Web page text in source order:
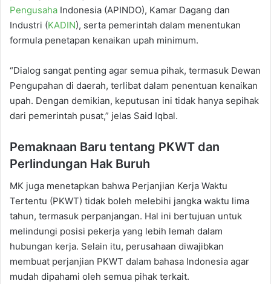
Pengusaha Indonesia (APINDO), Kamar Dagang dan
Industri (KADIN), serta pemerintah dalam menentukan
formula penetapan kenaikan upah minimum.
“Dialog sangat penting agar semua pihak, termasuk Dewan
Pengupahan di daerah, terlibat dalam penentuan kenaikan
upah. Dengan demikian, keputusan ini tidak hanya sepihak
dari pemerintah pusat,” jelas Said Iqbal.
Pemaknaan Baru tentang PKWT dan
Perlindungan Hak Buruh
MK juga menetapkan bahwa Perjanjian Kerja Waktu
Tertentu (PKWT) tidak boleh melebihi jangka waktu lima
tahun, termasuk perpanjangan. Hal ini bertujuan untuk
melindungi posisi pekerja yang lebih lemah dalam
hubungan kerja. Selain itu, perusahaan diwajibkan
membuat perjanjian PKWT dalam bahasa Indonesia agar
mudah dipahami oleh semua pihak terkait.